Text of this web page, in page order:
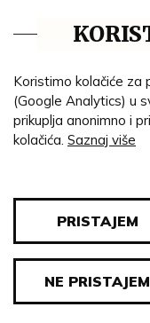
Impresum
Ustanove
Lenta vremena
Genealogija
Koristimo kolačiće za
(Google Analytics) u
prikuplja anonimno i
kolačića. Saznaj više
PRISTAJEM
NE PRISTAJEM